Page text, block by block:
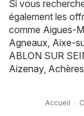
Si vous
également les
comme Aigues-
Agneaux Aixe-
ABLON SUR
Aizenay, Achères
Accueil